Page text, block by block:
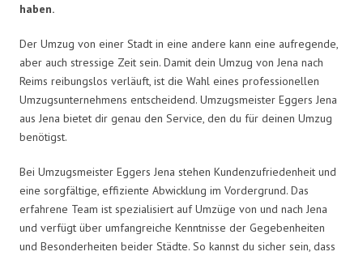
haben.
Der Umzug von einer Stadt in eine andere kann eine aufregende,
aber auch stressige Zeit sein. Damit dein Umzug von Jena nach
Reims reibungslos verläuft, ist die Wahl eines professionellen
Umzugsunternehmens entscheidend. Umzugsmeister Eggers Jena
aus Jena bietet dir genau den Service, den du für deinen Umzug
benötigst.
Bei Umzugsmeister Eggers Jena stehen Kundenzufriedenheit und
eine sorgfältige, effiziente Abwicklung im Vordergrund. Das
erfahrene Team ist spezialisiert auf Umzüge von und nach Jena
und verfügt über umfangreiche Kenntnisse der Gegebenheiten
und Besonderheiten beider Städte. So kannst du sicher sein, dass